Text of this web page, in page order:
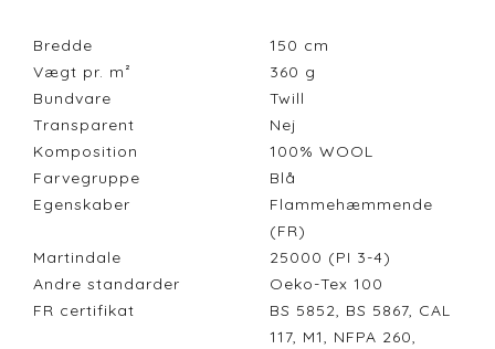
Bredde 150 cm
Vægt pr. m²
360 g
Bundvare
Twill
Transparent
Nej
Komposition
100% WOOL
Farvegruppe
Blå
Egenskaber
Flammehæmmende
(FR)
Martindale
25000 (PI 3-4)
Andre standarder
Oeko-Tex 100
FR certifikat
BS 5852, BS 5867, CAL
117, M1, NFPA 260,